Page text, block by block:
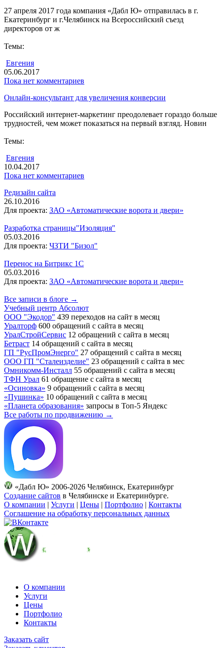
27 апреля 2017 года компания «Дабл Ю» отправилась в г.
Екатеринбург и г.Челябинск на Всероссийский съезд
директоров от ж
Темы:
Евгения
05.06.2017
Пока нет комментариев
Онлайн-консультант для увеличения конверсии
Российский интернет-маркетинг преодолевает гораздо больше
трудностей, чем может показаться на первый взгляд. Новин
Темы:
Евгения
10.04.2017
Пока нет комментариев
Редизайн сайта
26.10.2016
Для проекта: ЗАО «Автоматические ворота и двери»
Разработка страницы"Изоляция"
05.03.2016
Для проекта: ЧЗТИ "Бизол"
Перенос на Битрикс 1С
05.03.2016
Для проекта: ЗАО «Автоматические ворота и двери»
Все записи в блоге →
Учебный центр Абсолют
ООО "Экодор" 439 переходов на сайт в месяц
Уралторф 600 обращений с сайта в месяц
УралСтройСервис 12 обращений с сайта в месяц
Бетраст 14 обращений с сайта в месяц
ГП "РусПромЭнерго" 27 обращений с сайта в месяц
ООО ГП "Сталеизделие" 23 обращений с сайта в мес
Омникомм-Инсталл 55 обращений с сайта в месяц
ТФН Урал 61 обращение с сайта в месяц
«Осиновка» 9 обращений с сайта в месяц
«Пушинка» 10 обращений с сайта в месяц
«Планета образования» запросы в Топ-5 Яндекс
Все работы по продвижению →
«Дабл Ю» 2006-2026 Челябинск, Екатеринбург
Создание сайтов в Челябинске и Екатеринбурге.
О компании | Услуги | Цены | Портфолио | Контакты
Соглашение на обработку персональных данных
О компании
Услуги
Цены
Портфолио
Контакты
Заказать сайт